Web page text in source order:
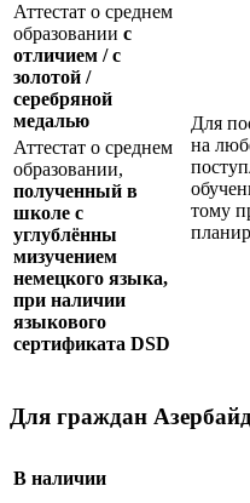
Аттестат о среднем
образовании с
отличием / с
золотой /
серебряной
медалью
Для
на
тому
Аттестат о среднем
образовании,
полученный в
школе с
углублённы
мизучением
немецкого языка,
при наличии
языкового
сертификата DSD
Для граждан
В наличии